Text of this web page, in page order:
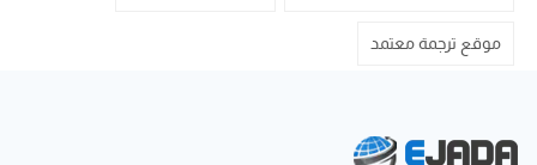
موقع ترجمة معتمد